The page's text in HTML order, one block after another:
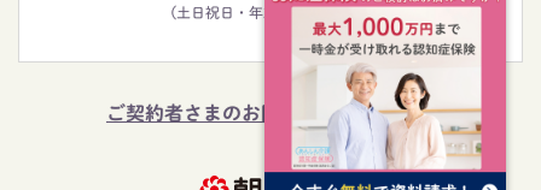
(土日祝日・年末年始等を除く)
ご契約者さまのお問い合わせはこちら